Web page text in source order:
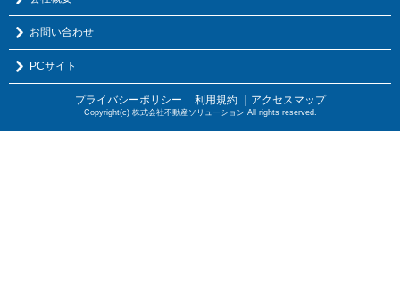
お問い合わせ
PCサイト
プライバシーポリシー ｜ 利用規約 ｜アクセスマップ
Copyright(c) 株式会社不動産ソリューション All rights reserved.